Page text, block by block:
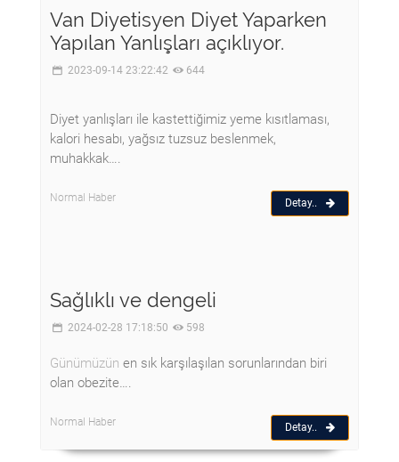
Van Diyetisyen Diyet Yaparken
Yapılan Yanlışları açıklıyor.
2023-09-14 23:22:42 644
Diyet yanlışları ile kastettiğimiz yeme kısıtlaması,
kalori hesabı, yağsız tuzsuz beslenmek,
muhakkak….
Normal Haber Detay..
Sağlıklı ve dengeli
2024-02-28 17:18:50 598
Günümüzün en sık karşılaşılan sorunlarından biri
olan obezite….
Normal Haber Detay..